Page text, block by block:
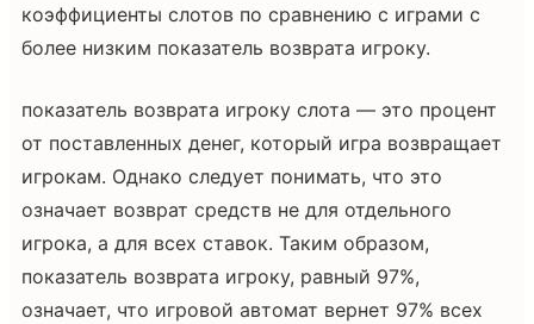
коэффициенты слотов по сравнению с играми с
более низким показатель возврата игроку.
показатель возврата игроку слота — это процент
от поставленных денег, который игра возвращает
игрокам. Однако следует понимать, что это
означает возврат средств не для отдельного
игрока, а для всех ставок. Таким образом,
показатель возврата игроку, равный 97%,
означает, что игровой автомат вернет 97% всех